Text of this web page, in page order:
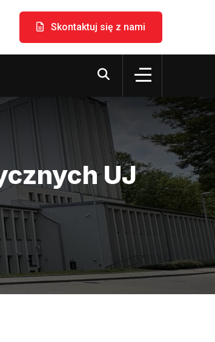
Skontaktuj się z nami
UJ